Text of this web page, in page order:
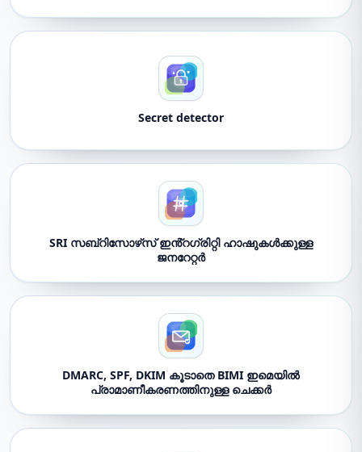
Secret detector
SRI സബ്‌റിസോഴ്‌സ് ഇൻ്റഗ്രിറ്റി ഹാഷുകൾക്കുള്ള
ജനറേറ്റർ
DMARC, SPF, DKIM കൂടാതെ BIMI ഇമെയിൽ
പ്രാമാണീകരണത്തിനുള്ള ചെക്കർ